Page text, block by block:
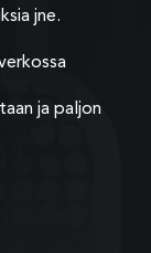
jne.
ja paljon